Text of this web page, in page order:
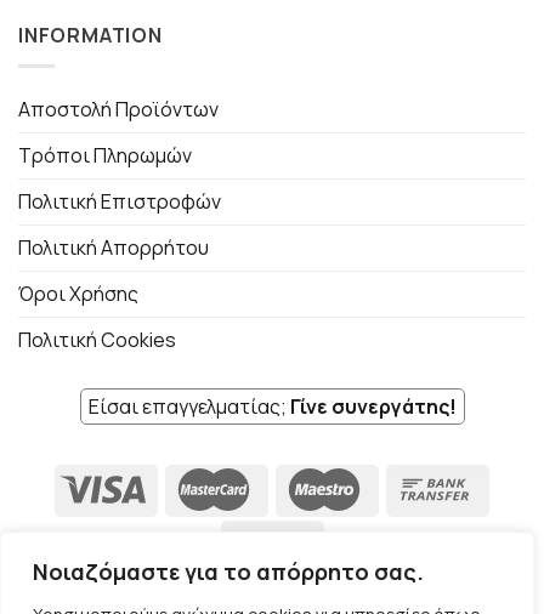
Νοιαζόμαστε για το απόρρητο σας.
INFORMATION
Αποστολή Προϊόντων
Τρόποι Πληρωμών
Πολιτική Επιστροφών
Πολιτική Απορρήτου
Όροι Χρήσης
Πολιτική Cookies
Είσαι επαγγελματίας; Γίνε συνεργάτης!
🍪